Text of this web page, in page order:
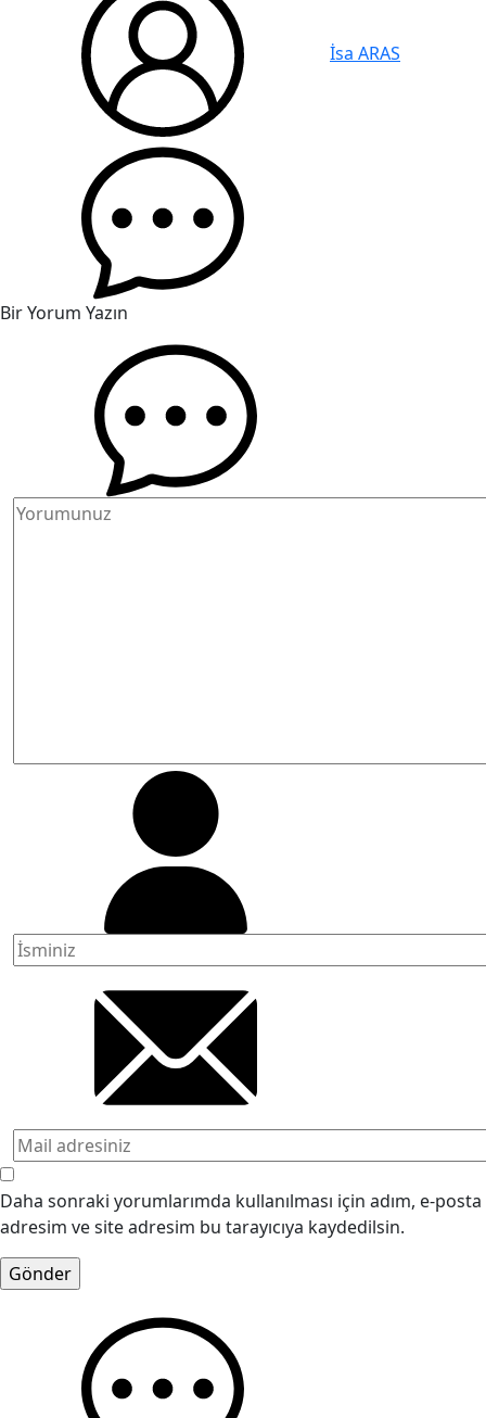
İsa ARAS
Bir Yorum Yazın
Daha sonraki yorumlarımda kullanılması için adım, e-posta
adresim ve site adresim bu tarayıcıya kaydedilsin.